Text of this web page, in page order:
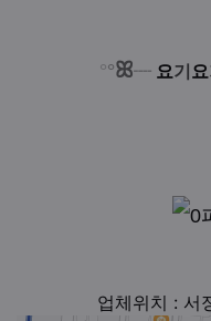
°°ꕤ┈ 요기 요
업체위치 : 서